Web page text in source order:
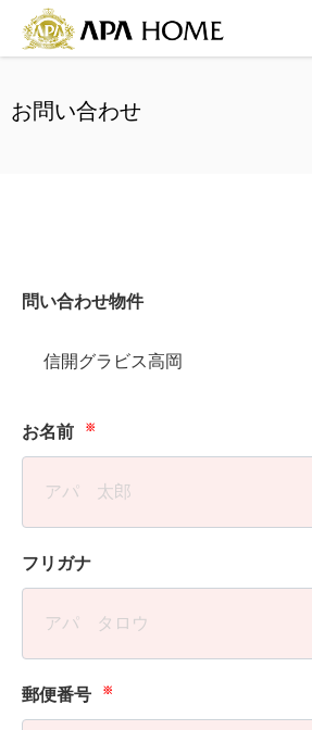
お問い合わせ
問い合わせ物件
信開グラビス高岡
お名前 ※
フリガナ
郵便番号 ※